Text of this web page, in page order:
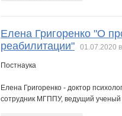
Елена Григоренко "О
реабилитации"
01.07.2020
Постнаука
Елена Григоренко - доктор
сотрудник МГППУ, ведущий